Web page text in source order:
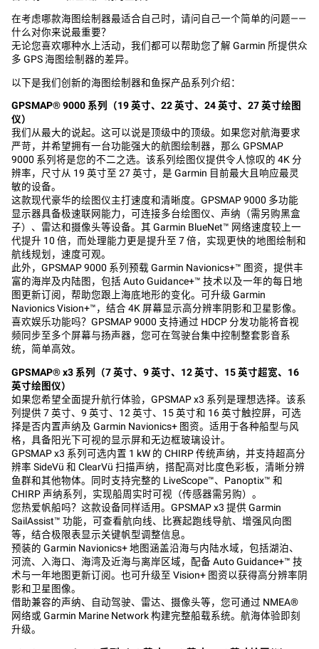
在考虑哪款海图绘制器最适合自己时，请问自己一个简单的问题——
什么对你来说最重要？
无论您喜欢哪种水上活动，我们都可以帮助您了解 Garmin 所提供众
多 GPS 海图绘制器的差异。
以下是我们创新的海图绘制器和鱼探产品系列介绍：
GPSMAP® 9000 系列（19英寸、 22英寸、 24英寸、 27英寸绘图
仪）
我们从最大的说起。这可以说是顶级中的顶级。如果您对航海要求
严苛，并希望拥有一台功能强大的航图绘制器，那么 GPSMAP
9000 系列将是您的不二之选。该系列绘图仪提供令人惊叹的 4K 分
辨率，尺寸从 19 英寸至 27 英寸，是 Garmin 目前最大且响应最灵
敏的设备。
这款现代豪华的绘图仪主打速度和清晰度。GPSMAP 9000 多功能
显示器具备极速联网能力，可连接多台绘图仪、声纳（需另购黑盒
子）、雷达和摄像头等设备。其 Garmin BlueNet™ 网络速度较上一
代提升 10 倍，而处理能力更是提升至 7 倍，实现更快的地图绘制和
航线规划，速度可观。
此外，GPSMAP 9000 系列预载 Garmin Navionics+™ 图资，提供丰
富的海岸及内陆图，包括 Auto Guidance+™ 技术以及一年的每日地
图更新订阅，帮助您跟上海底地形的变化。可升级 Garmin
Navionics Vision+™，结合 4K 屏幕显示高分辨率阴影和卫星影像。
喜欢娱乐功能吗？GPSMAP 9000 支持通过 HDCP 分发功能将音视
频同步至多个屏幕与扬声器，您可在驾驶台集中控制整套影音系
统，简单高效。
GPSMAP® x3 系列（7英寸、 9英寸、 12英寸、 15英寸超宽、 16
英寸绘图仪）
如果您希望全面提升航行体验，GPSMAP x3 系列是理想选择。该系
列提供 7 英寸、9 英寸、12 英寸、15 英寸和 16 英寸触控屏，可选
择是否内置声纳及 Garmin Navionics+ 图资。适用于各种船型与风
格，具备阳光下可视的显示屏和无边框玻璃设计。
GPSMAP x3 系列可选内置 1 kW 的 CHIRP 传统声纳，并支持超高分
辨率 SideVü 和 ClearVü 扫描声纳，搭配高对比度色彩板，清晰分辨
鱼群和其他物体。同时支持完整的 LiveScope™、Panoptix™ 和
CHIRP 声纳系列，实现船周实时可视（传感器需另购）。
您热爱帆船吗？这款设备同样适用。GPSMAP x3 提供 Garmin
SailAssist™ 功能，可查看航向线、比赛起跑线导航、增强风向图
等，结合极限表显示关键帆型调整信息。
预装的 Garmin Navionics+ 地图涵盖沿海与内陆水域，包括湖泊、
河流、入海口、海湾及近海与离岸区域，配备 Auto Guidance+™ 技
术与一年地图更新订阅。也可升级至 Vision+ 图资以获得高分辨率阴
影和卫星图像。
借助兼容的声纳、自动驾驶、雷达、摄像头等，您可通过 NMEA®
网络或 Garmin Marine Network 构建完整船载系统。航海体验即刻
升级。